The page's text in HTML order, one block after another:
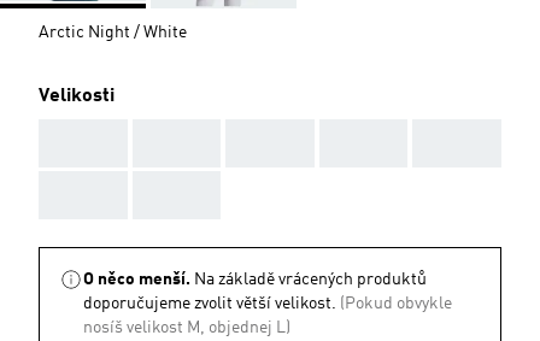
Arctic Night / White
Velikosti
O něco menší. Na základě vrácených produktů
doporučujeme zvolit větší velikost. (Pokud obvykle
nosíš velikost M, objednej L)